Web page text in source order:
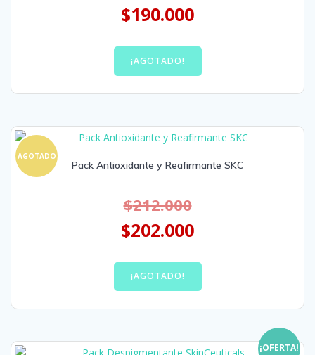
$190.000
¡AGOTADO!
AGOTADO
Pack Antioxidante y Reafirmante SKC
$212.000
$202.000
¡AGOTADO!
¡OFERTA!